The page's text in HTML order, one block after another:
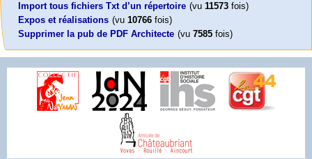
Import tous fichiers Txt d’un répertoire (vu 11573 fois)
Expos et réalisations (vu 10766 fois)
Supprimer la pub de PDF Architecte (vu 7585 fois)